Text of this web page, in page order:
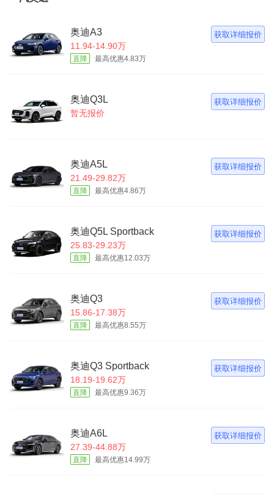
奥迪A3
11.94-14.90万
直降 最高优惠4.83万
获取详细报价
奥迪Q3L
暂无报价
获取详细报价
奥迪A5L
21.49-29.82万
直降 最高优惠4.86万
获取详细报价
奥迪Q5L Sportback
25.83-29.23万
直降 最高优惠12.03万
获取详细报价
奥迪Q3
15.86-17.38万
直降 最高优惠8.55万
获取详细报价
奥迪Q3 Sportback
18.19-19.62万
直降 最高优惠9.36万
获取详细报价
奥迪A6L
27.39-44.88万
直降 最高优惠14.99万
获取详细报价